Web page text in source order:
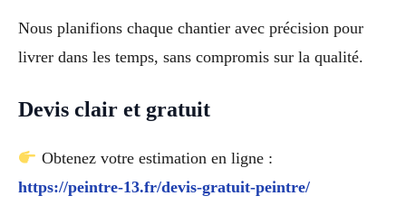
Nous planifions chaque chantier avec précision pour
livrer dans les temps, sans compromis sur la qualité.
Devis clair et gratuit
Obtenez votre estimation en ligne :
https://peintre-13.fr/devis-gratuit-peintre/